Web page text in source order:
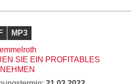
MP3
SIE EIN PROFITABLES